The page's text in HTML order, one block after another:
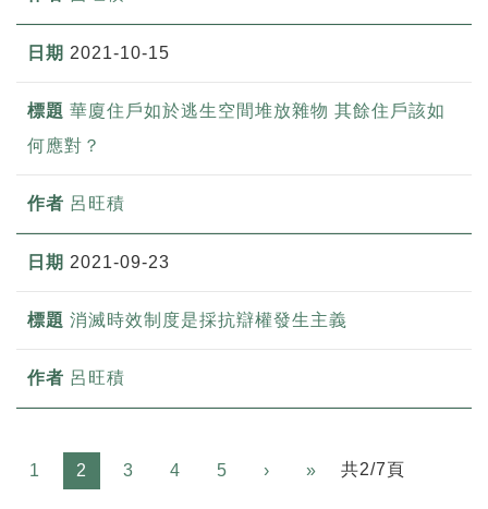
2021-10-15
華廈住戶如於逃生空間堆放雜物 其餘住戶該如
何應對？
呂旺積
2021-09-23
消滅時效制度是採抗辯權發生主義
呂旺積
1 2 3 4 5 › » Next共2/7頁